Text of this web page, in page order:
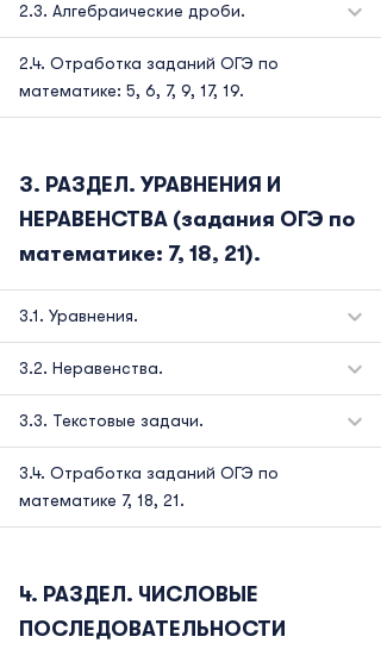
Алгебраические дроби.
Отработка заданий ОГЭ по
математике: 5, 6, 7, 9, 17, 19.
РАЗДЕЛ. УРАВНЕНИЯ И
НЕРАВЕНСТВА (задания ОГЭ по
математике: 7, 18, 21).
Уравнения.
Неравенства.
Текстовые задачи.
Отработка заданий ОГЭ по
математике 7, 18, 21.
РАЗДЕЛ. ЧИСЛОВЫЕ
ПОСЛЕДОВАТЕЛЬНОСТИ